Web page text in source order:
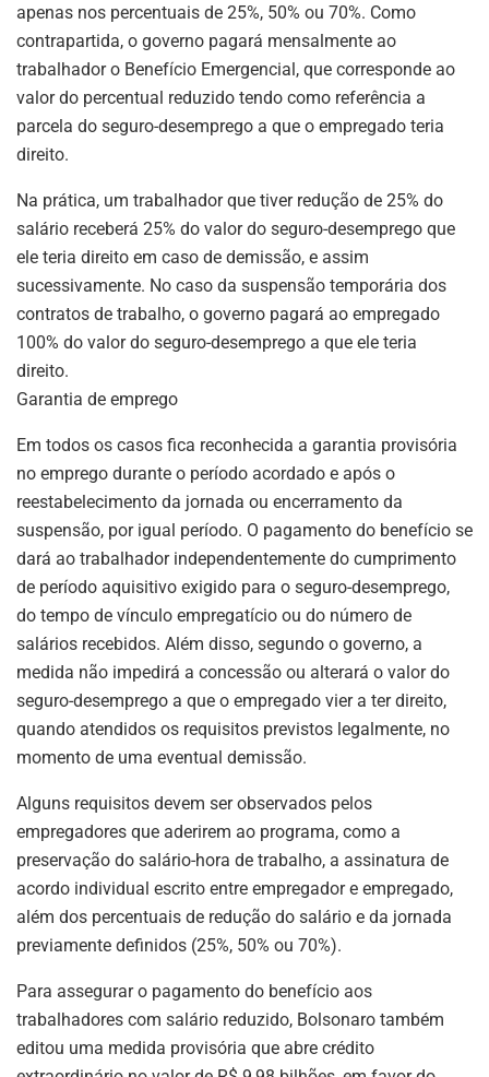
apenas nos percentuais de 25%, 50% ou 70%. Como
contrapartida, o governo pagará mensalmente ao
trabalhador o Benefício Emergencial, que corresponde ao
valor do percentual reduzido tendo como referência a
parcela do seguro-desemprego a que o empregado teria
direito.
Na prática, um trabalhador que tiver redução de 25% do
salário receberá 25% do valor do seguro-desemprego que
ele teria direito em caso de demissão, e assim
sucessivamente. No caso da suspensão temporária dos
contratos de trabalho, o governo pagará ao empregado
100% do valor do seguro-desemprego a que ele teria
direito.
Garantia de emprego
Em todos os casos fica reconhecida a garantia provisória
no emprego durante o período acordado e após o
reestabelecimento da jornada ou encerramento da
suspensão, por igual período. O pagamento do benefício se
dará ao trabalhador independentemente do cumprimento
de período aquisitivo exigido para o seguro-desemprego,
do tempo de vínculo empregatício ou do número de
salários recebidos. Além disso, segundo o governo, a
medida não impedirá a concessão ou alterará o valor do
seguro-desemprego a que o empregado vier a ter direito,
quando atendidos os requisitos previstos legalmente, no
momento de uma eventual demissão.
Alguns requisitos devem ser observados pelos
empregadores que aderirem ao programa, como a
preservação do salário-hora de trabalho, a assinatura de
acordo individual escrito entre empregador e empregado,
além dos percentuais de redução do salário e da jornada
previamente definidos (25%, 50% ou 70%).
Para assegurar o pagamento do benefício aos
trabalhadores com salário reduzido, Bolsonaro também
editou uma medida provisória que abre crédito